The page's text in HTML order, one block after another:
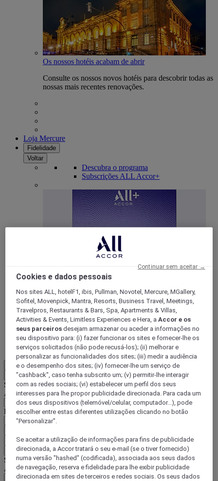
Os nossos hotéis acabam de abrir
Consulte os nossos novos hotéis para descobrir todas as
nossas mais recentes renovações.
Loja Mercure
Fidelidade
Voltar
Descubra o programa
Subscrições ALL Accor+
15% de desconto durante todo o ano nas suas
estadias em +30 marcas
DESCOBRIR
Mais
Voltar
Selecione o seu país e idioma abaixo
Área geográfica
País/região-idioma
EUR (€)
Voltar
Selecione a moeda abaixo
Área geográfica
Cookies e dados pessoais
Nos sites ALL, hotelF1, ibis, Pullman, Novotel, Mercure, MGallery,
Sofitel, Movenpick, Mantra, Resorts, Business Travel, Meetings,
Travelpros, Restaurants & Bars, Spa, Apartments & Villas,
Activities & Events, Limitless Experiences e Hera, aAccor e os
seus parceiros desejam armazenar ou aceder a informações no
seu dispositivo para: (i) fazer funcionar os sites e fornecer-lhe os
serviços solicitados (não pode recusá-los); (ii) melhorar e
personalizar as funcionalidades dos sites; (iii) medir a audiência
e o desempenho dos sites; (iv) fornecer-lhe um serviço de
"cashback", caso tenha subscrito um; (v) permitir-lhe interagir
com as redes sociais; (vi) estabelecer um perfil dos seus
interesses para lhe propor publicidade direcionada. Para cada um
dos seus dispositivos (telemóvel/celular, computador...), pode
escolher entre estas diferentes utilizações clicando no botão
"Personalizar".
Se aceitar a utilização de informações para fins de publicidade
direcionada, a Accor tratará o seu e-mail (se o tiver fornecido)
numa versão "hashed" (codificada), associada aos seus dados
de navegação, reserva e fidelidade para lhe exibir publicidade
direcionada em sites de terceiros e redes sociais. Os seus dados
Continuar sem aceitar →